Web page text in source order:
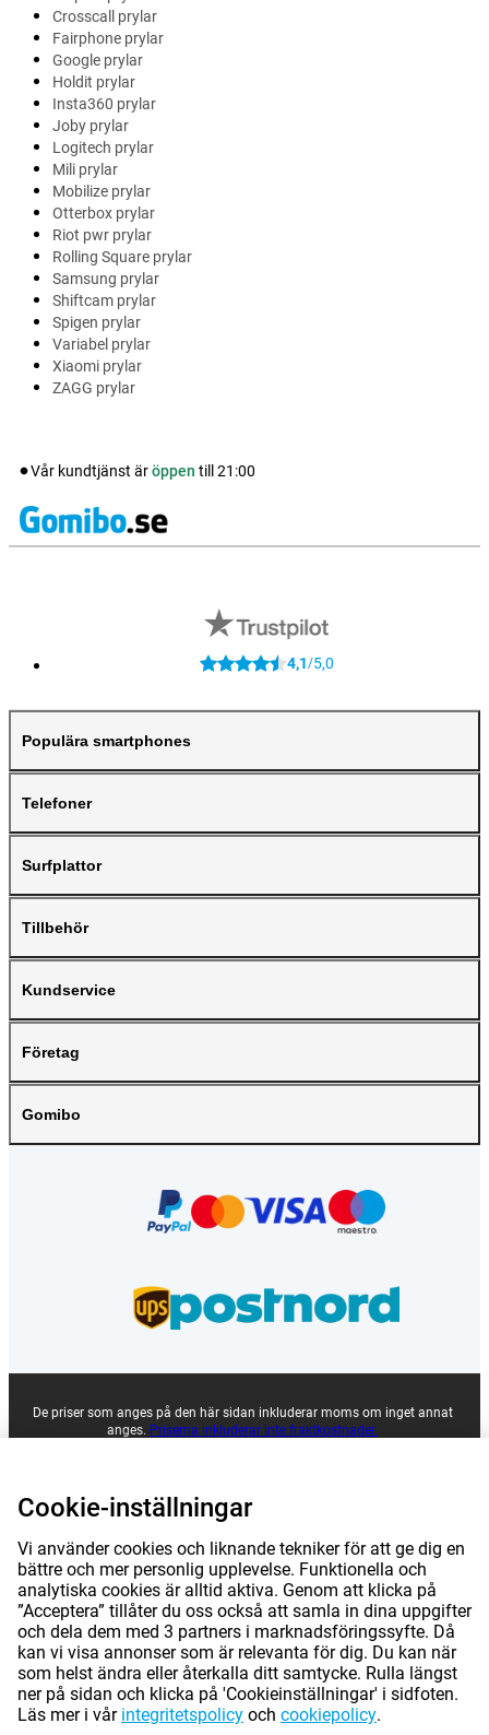
Crosscall prylar
Fairphone prylar
Google prylar
Holdit prylar
Insta360 prylar
Joby prylar
Logitech prylar
Mili prylar
Mobilize prylar
Otterbox prylar
Riot pwr prylar
Rolling Square prylar
Samsung prylar
Shiftcam prylar
Spigen prylar
Variabel prylar
Xiaomi prylar
ZAGG prylar
Vår kundtjänst äröppen till 21:00
4,1/5,0
Populära smartphones
Telefoner
Surfplattor
Tillbehör
Kundservice
Företag
Gomibo
De priser som anges på den här sidan inkluderar moms om inget annat
anges. Priserna inkluderar inte fraktkostnader.
Allmänna villkor | Cookie-inställningar | ©2026 Gomibo.se
Cookie-inställningar
Vi använder cookies och liknande tekniker för att ge dig en
bättre och mer personlig upplevelse. Funktionella och
analytiska cookies är alltid aktiva. Genom att klicka på
”Acceptera” tillåter du oss också att samla in dina uppgifter
och dela dem med 3 partners i marknadsföringssyfte. Då
kan vi visa annonser som är relevanta för dig. Du kan när
som helst ändra eller återkalla ditt samtycke. Rulla längst
ner på sidan och klicka på 'Cookieinställningar' i sidfoten.
Läs mer i vår integritetspolicy och cookiepolicy.